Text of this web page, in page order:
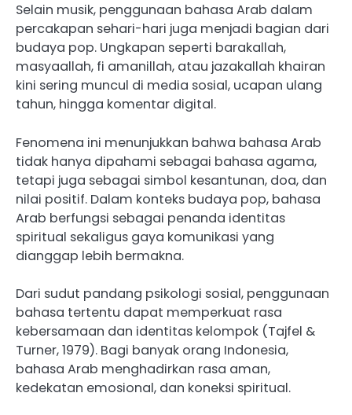
Selain musik, penggunaan bahasa Arab dalam
percakapan sehari-hari juga menjadi bagian dari
budaya pop. Ungkapan seperti barakallah,
masyaallah, fi amanillah, atau jazakallah khairan
kini sering muncul di media sosial, ucapan ulang
tahun, hingga komentar digital.
Fenomena ini menunjukkan bahwa bahasa Arab
tidak hanya dipahami sebagai bahasa agama,
tetapi juga sebagai simbol kesantunan, doa, dan
nilai positif. Dalam konteks budaya pop, bahasa
Arab berfungsi sebagai penanda identitas
spiritual sekaligus gaya komunikasi yang
dianggap lebih bermakna.
Dari sudut pandang psikologi sosial, penggunaan
bahasa tertentu dapat memperkuat rasa
kebersamaan dan identitas kelompok (Tajfel &
Turner, 1979). Bagi banyak orang Indonesia,
bahasa Arab menghadirkan rasa aman,
kedekatan emosional, dan koneksi spiritual.